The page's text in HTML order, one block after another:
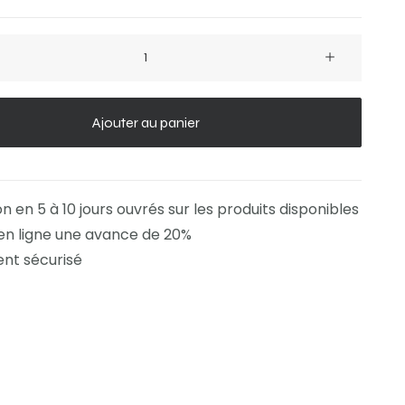
Ajouter au panier
en 5 à 10 jours ouvrés sur les produits disponibles
ligne une avance de 20%
sécurisé